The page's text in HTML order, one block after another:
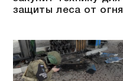
защиты леса от огня